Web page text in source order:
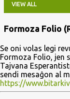
VIEW ALL
o
s
t
s
Formoza Folio
Se oni volas legi
Formoza Folio, jen
Tajvana
sendi mesaĝon al
https://